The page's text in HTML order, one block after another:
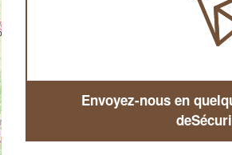
Envoyez-nous en